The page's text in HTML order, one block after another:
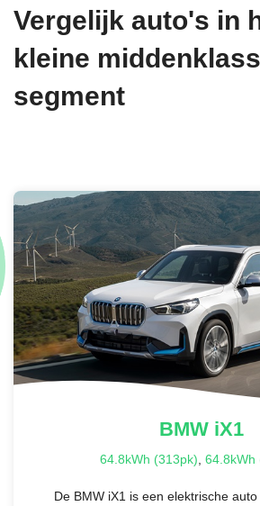
Vergelijk auto's in het SUV
kleine
segment
BMW iX1
64.8kWh (313pk), 64.8kWh
De BMW iX1 is een elektrische